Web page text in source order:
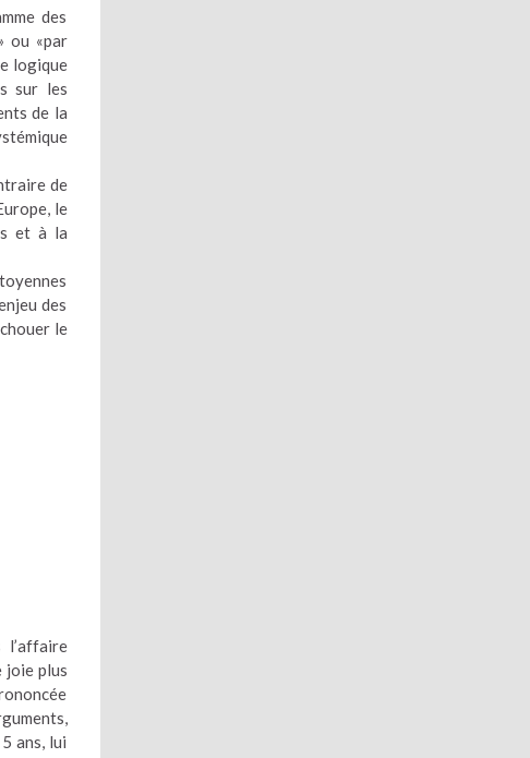
des
ou «par
logique
sur les
de la
de
le
et à la
des
le
l’affaire
joie plus
ans, lui